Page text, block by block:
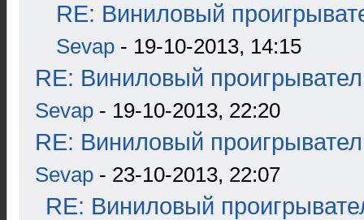
RE: Виниловый
Sevap - 19-10-2013, 14:15
RE: Виниловый
Sevap - 19-10-2013, 22:20
RE: Виниловый
Sevap - 23-10-2013, 22:07
RE: Виниловый